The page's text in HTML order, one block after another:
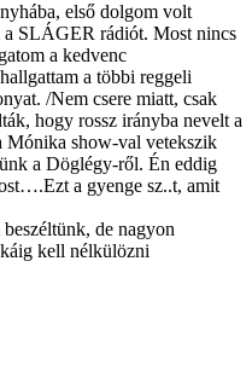
első dolgom volt
a SLÁGER rádiót. Most nincs
a kedvenc
a többi reggeli
/Nem csere miatt, csak
hogy rossz irányba nevelt a
Mónika show-val vetekszik
a Döglégy-ről. Én eddig
a gyenge sz..t, amit
de nagyon
kell nélkülözni